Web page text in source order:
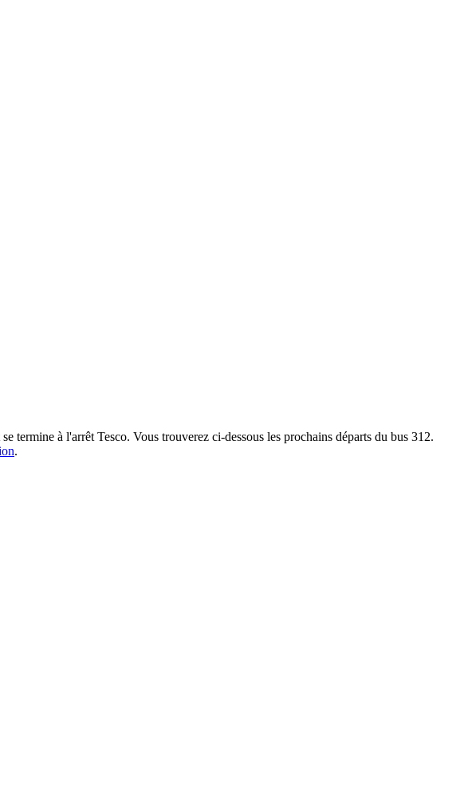
termine à l'arrêt Tesco. Vous trouverez ci-dessous les prochains départs du bus 312.
.